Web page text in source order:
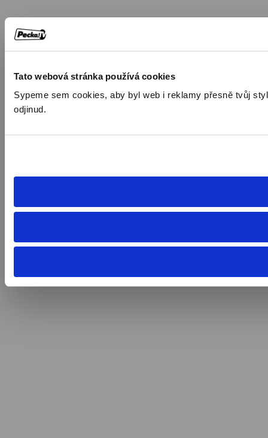
Tato webová stránka používá cookies
Sypeme sem cookies, aby byl web i reklamy přesně tvůj
odjinud.